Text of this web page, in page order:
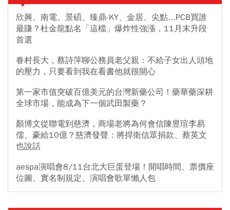
欣興、南電、景碩、臻鼎-KY、金居、尖點...PCB買誰
最賺？杜金龍點名「這檔」爆炸性強漲，11月末升段
首選
眷村長大，蔡詩萍聊公務員老父親：不給子女出人頭地
的壓力，只要看到我在看書他就很開心
第一家市值突破百億美元的台灣新藥公司！藥華藥深耕
全球市場，能成為下一個武田製藥？
顏博文從聯電到慈濟，商場老將為何會信陳昱瑄李易
儒、豪給10億？慈濟發聲：將捍衛信眾捐款、蔡英文
也說話
aespa演唱會8/11台北大巨蛋登場！開唱時間、票價座
位圖、實名制規定、演唱會歌單懶人包